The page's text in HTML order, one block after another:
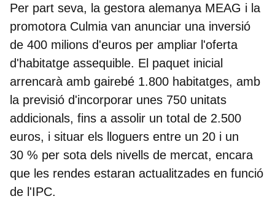
Per part seva, la gestora alemanya MEAG i la
promotora Culmia van anunciar una inversió
de 400 milions d'euros per ampliar l'oferta
d'habitatge assequible. El paquet inicial
arrencarà amb gairebé 1.800 habitatges, amb
la previsió d'incorporar unes 750 unitats
addicionals, fins a assolir un total de 2.500
euros, i situar els lloguers entre un 20 i un
30 % per sota dels nivells de mercat, encara
que les rendes estaran actualitzades en funció
de l'IPC.